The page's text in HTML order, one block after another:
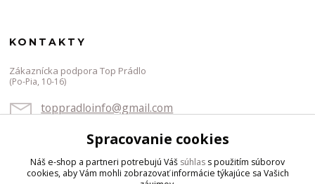
KONTAKTY
Zákaznícka podpora Top Prádlo
(Po-Pia, 10-16)
toppradloinfo@gmail.com
Spracovanie cookies
Náš e-shop a partneri potrebujú Váš súhlas s použitím súborov
cookies, aby Vám mohli zobrazovať informácie týkajúce sa Vašich